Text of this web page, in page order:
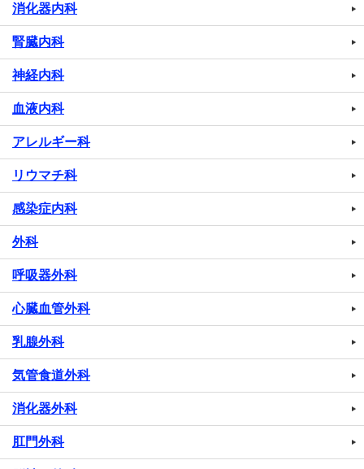
消化器内科
腎臓内科
神経内科
血液内科
アレルギー科
リウマチ科
感染症内科
外科
呼吸器外科
心臓血管外科
乳腺外科
気管食道外科
消化器外科
肛門外科